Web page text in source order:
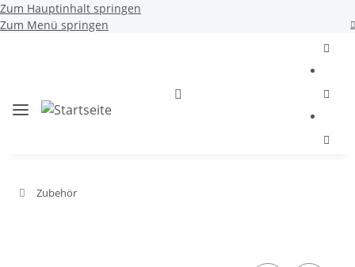
Zum Hauptinhalt springen
Zum Menü springen
Zubehör